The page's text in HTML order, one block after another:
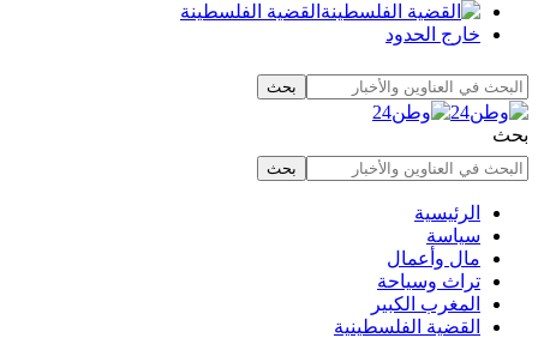
القضية الفلسطينة
خارج الحدود
بحث
الرئيسية
سياسة
مال وأعمال
تراث وسياحة
المغرب الكبير
القضية الفلسطينية